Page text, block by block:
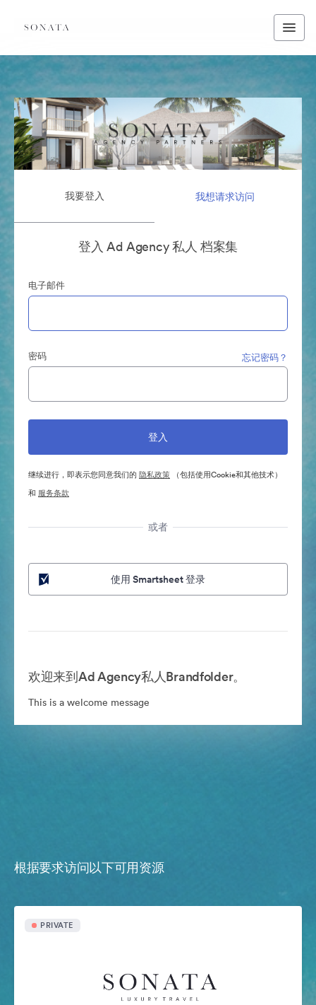
我要登入 我想请求访问
登入 Ad Agency 私人 档案集
电子邮件
密码 忘记密码？
继续进行，即表示您同意我们的 隐私政策 （包括使用Cookie和其他技术）
和 服务条款
或者
使用 Smartsheet 登录
欢迎来到Ad Agency私人Brandfolder。
This is a welcome message
根据要求访问以下可用资源
PRIVATE